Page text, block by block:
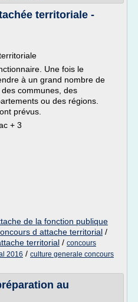
territoriale -
Une fois le
à un grand nombre de
communes, des
ou des régions.
prévus.
+ 3
de la fonction publique
d attache territorial /
territorial / concours
2016 / culture generale concours
au